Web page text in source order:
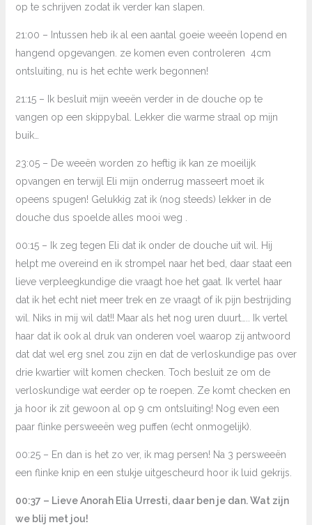
op te schrijven zodat ik verder kan slapen.
21:00 – Intussen heb ik al een aantal goeie weeën lopend en
hangend opgevangen. ze komen even controleren 4cm
ontsluiting, nu is het echte werk begonnen!
21:15 – Ik besluit mijn weeën verder in de douche op te
vangen op een skippybal. Lekker die warme straal op mijn
buik…
23:05 – De weeën worden zo heftig ik kan ze moeilijk
opvangen en terwijl Eli mijn onderrug masseert moet ik
opeens spugen! Gelukkig zat ik (nog steeds) lekker in de
douche dus spoelde alles mooi weg .
00:15 – Ik zeg tegen Eli dat ik onder de douche uit wil. Hij
helpt me overeind en ik strompel naar het bed, daar staat een
lieve verpleegkundige die vraagt hoe het gaat. Ik vertel haar
dat ik het echt niet meer trek en ze vraagt of ik pijn bestrijding
wil. Niks in mij wil dat!! Maar als het nog uren duurt….. Ik vertel
haar dat ik ook al druk van onderen voel waarop zij antwoord
dat dat wel erg snel zou zijn en dat de verloskundige pas over
drie kwartier wilt komen checken. Toch besluit ze om de
verloskundige wat eerder op te roepen. Ze komt checken en
ja hoor ik zit gewoon al op 9 cm ontsluiting! Nog even een
paar flinke persweeën weg puffen (echt onmogelijk).
00:25 – En dan is het zo ver, ik mag persen! Na 3 persweeën
een flinke knip en een stukje uitgescheurd hoor ik luid gekrijs.
00:37 – Lieve Anorah Elia Urresti, daar ben je dan. Wat zijn
we blij met jou!